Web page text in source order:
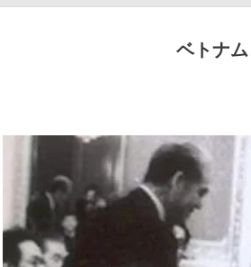
ベトナ